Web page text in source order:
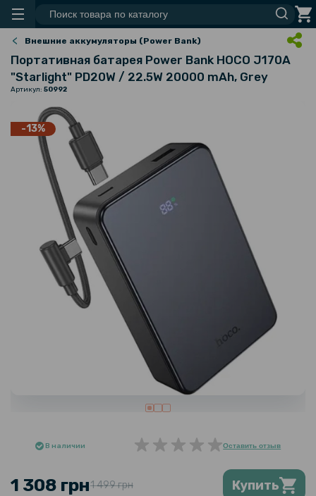
Внешние аккумуляторы (Power Bank)
Портативная батарея Power Bank HOCO J170A
"Starlight" PD20W / 22.5W 20000 mAh, Grey
Артикул: 50992
-13%
В наличии Оставить отзыв
1 308 грн1 499 грн Купить